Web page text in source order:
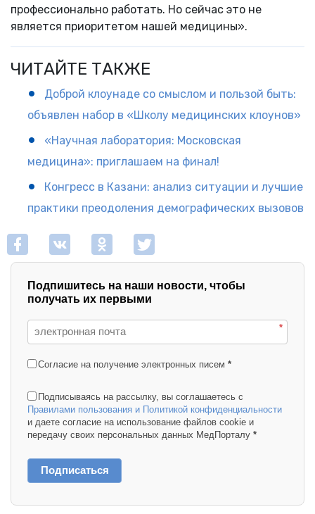
профессионально работать. Но сейчас это не
является приоритетом нашей медицины».
ЧИТАЙТЕ ТАКЖЕ
Доброй клоунаде со смыслом и пользой быть:
объявлен набор в «Школу медицинских клоунов»
«Научная лаборатория: Московская
медицина»: приглашаем на финал!
Конгресс в Казани: анализ ситуации и лучшие
практики преодоления демографических вызовов
Подпишитесь на наши новости, чтобы
получать их первыми
*
Согласие на получение электронных писем *
Подписываясь на рассылку, вы соглашаетесь с
Правилами пользования и Политикой конфиденциальности
и даете согласие на использование файлов cookie и
передачу своих персональных данных МедПорталу *
Подписаться